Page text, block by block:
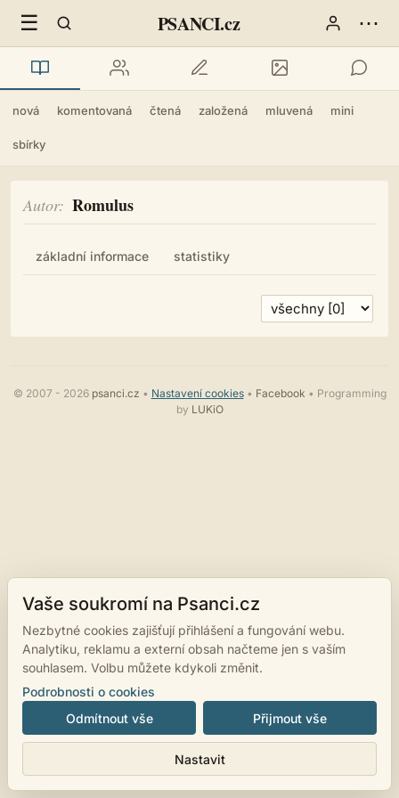
☰ PSANCI.cz ⋯
nová komentovaná čtená založená mluvená mini
sbírky
Autor Romulus
základní informace statistiky
© 2007 - 2026 psanci.cz • Nastavení cookies• Facebook • Programming
by LUKiO
Vaše soukromí na Psanci.cz
Nezbytné cookies zajišťují přihlášení a fungování webu.
Analytiku, reklamu a externí obsah načteme jen s vaším
souhlasem. Volbu můžete kdykoli změnit.
Podrobnosti o cookies
Odmítnout vše
Nastavit
Přijmout vše